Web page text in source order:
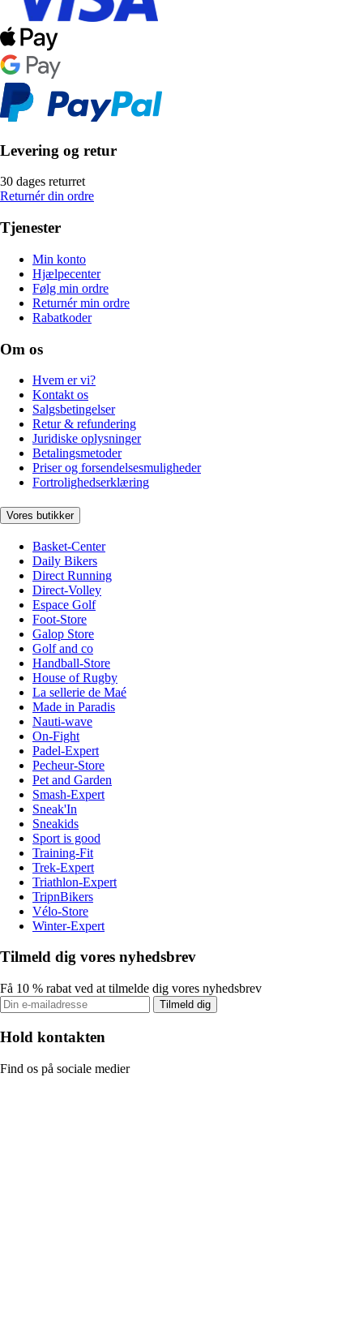
Levering og retur
30 dages returret
Returnér din ordre
Tjenester
Min konto
Hjælpecenter
Følg min ordre
Returnér min ordre
Rabatkoder
Om os
Hvem er vi?
Kontakt os
Salgsbetingelser
Retur & refundering
Juridiske oplysninger
Betalingsmetoder
Priser og forsendelsesmuligheder
Fortrolighedserklæring
Vores butikker
Basket-Center
Daily Bikers
Direct Running
Direct-Volley
Espace Golf
Foot-Store
Galop Store
Golf and co
Handball-Store
House of Rugby
La sellerie de Maé
Made in Paradis
Nauti-wave
On-Fight
Padel-Expert
Pecheur-Store
Pet and Garden
Smash-Expert
Sneak'In
Sneakids
Sport is good
Training-Fit
Trek-Expert
Triathlon-Expert
TripnBikers
Vélo-Store
Winter-Expert
Tilmeld dig vores nyhedsbrev
Få 10 % rabat ved at tilmelde dig vores nyhedsbrev
Tilmeld dig
Hold kontakten
Find os på sociale medier